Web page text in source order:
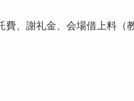
、謝礼金、会場借上料（